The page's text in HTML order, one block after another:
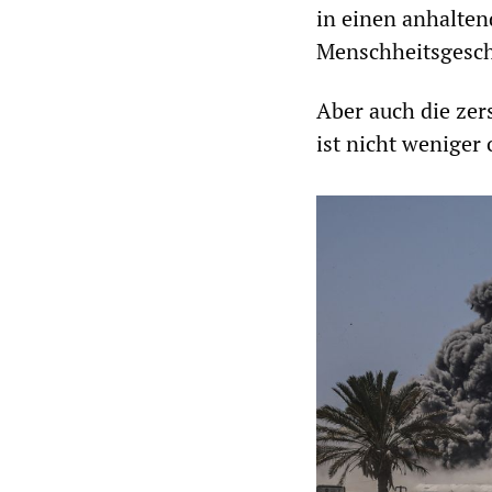
in einen
Aber auch die
ist nicht weniger